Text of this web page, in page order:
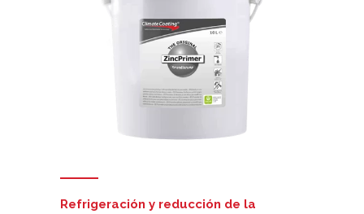
Refrigeración y reducción de la